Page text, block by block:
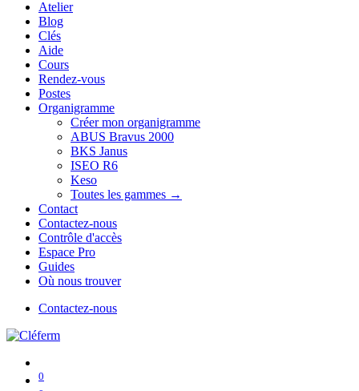
Atelier
Blog
Clés
Aide
Cours
Rendez-vous
Postes
Organigramme
Créer mon organigramme
ABUS Bravus 2000
BKS Janus
ISEO R6
Keso
Toutes les gammes →
Contact
Contactez-nous
Contrôle d'accès
Espace Pro
Guides
Où nous trouver
Contactez-nous
0